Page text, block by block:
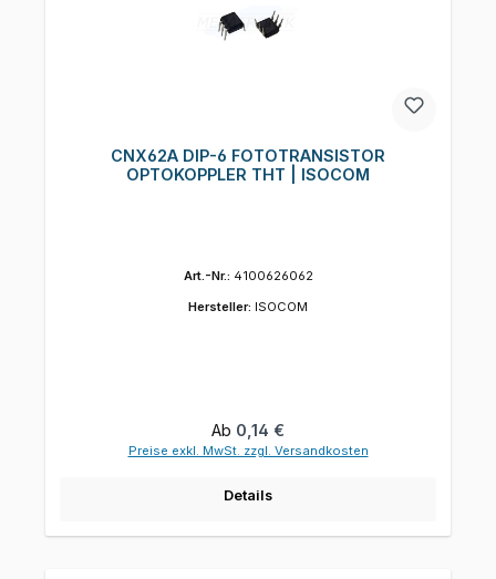
CNX62A DIP-6 FOTOTRANSISTOR
OPTOKOPPLER THT | ISOCOM
Art.-Nr.: 4100626062
Hersteller: ISOCOM
Regulärer Preis:
Ab 0,14 €
Preise exkl. MwSt. zzgl. Versandkosten
Details